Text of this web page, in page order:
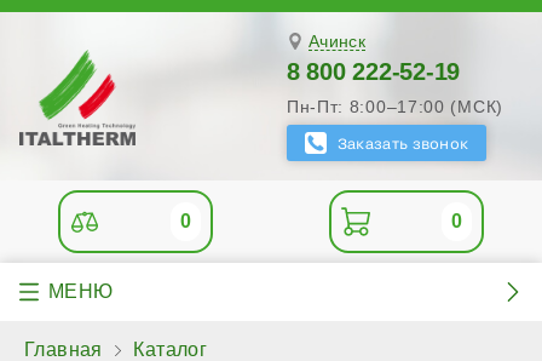
Ачинск
8 800 222-52-19
Пн-Пт: 8:00–17:00 (МСК)
0 0
Главная
Каталог